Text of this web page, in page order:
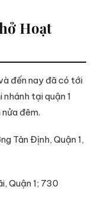
Hoạt
đến nay đã có tới
tại quận 1
đêm.
Tân Định, Quận 1,
Quận 1; 730